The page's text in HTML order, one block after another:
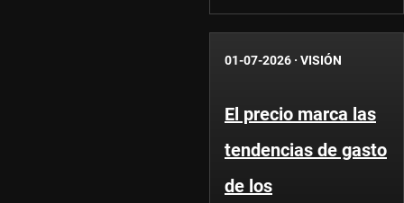
01-07-2026 · VISIÓN
El precio marca las
tendencias de gasto
de los